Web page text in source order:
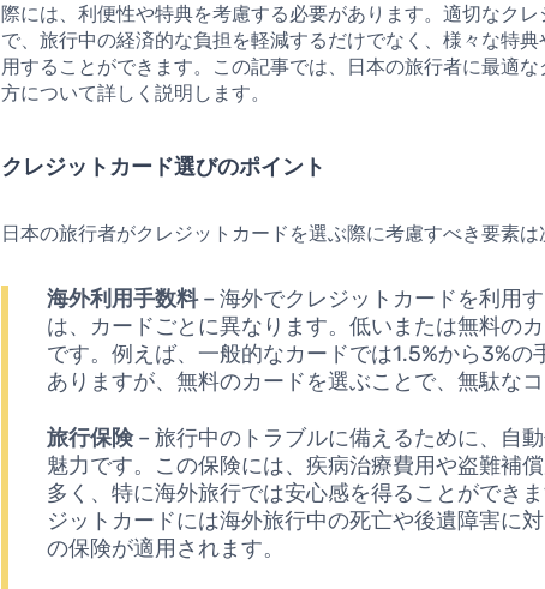
際には、利便性や特典を考慮する必要があります。適切なク
で、旅行中の経済的な負担を軽減するだけでなく、様々な特
用することができます。この記事では、日本の旅行者に最適
方について詳しく説明します。
クレジットカード選びのポイント
日本の旅行者がクレジットカードを選ぶ際に考慮すべき要素は
海外利用手数料– 海外でクレジットカードを利用
は、カードごとに異なります。低いまたは無料の
です。例えば、一般的なカードでは1.5%から3%の
ありますが、無料のカードを選ぶことで、無駄なコ
旅行保険– 旅行中のトラブルに備えるために、自
魅力です。この保険には、疾病治療費用や盗難補
多く、特に海外旅行では安心感を得ることができ
ジットカードには海外旅行中の死亡や後遺障害に
の保険が適用されます。